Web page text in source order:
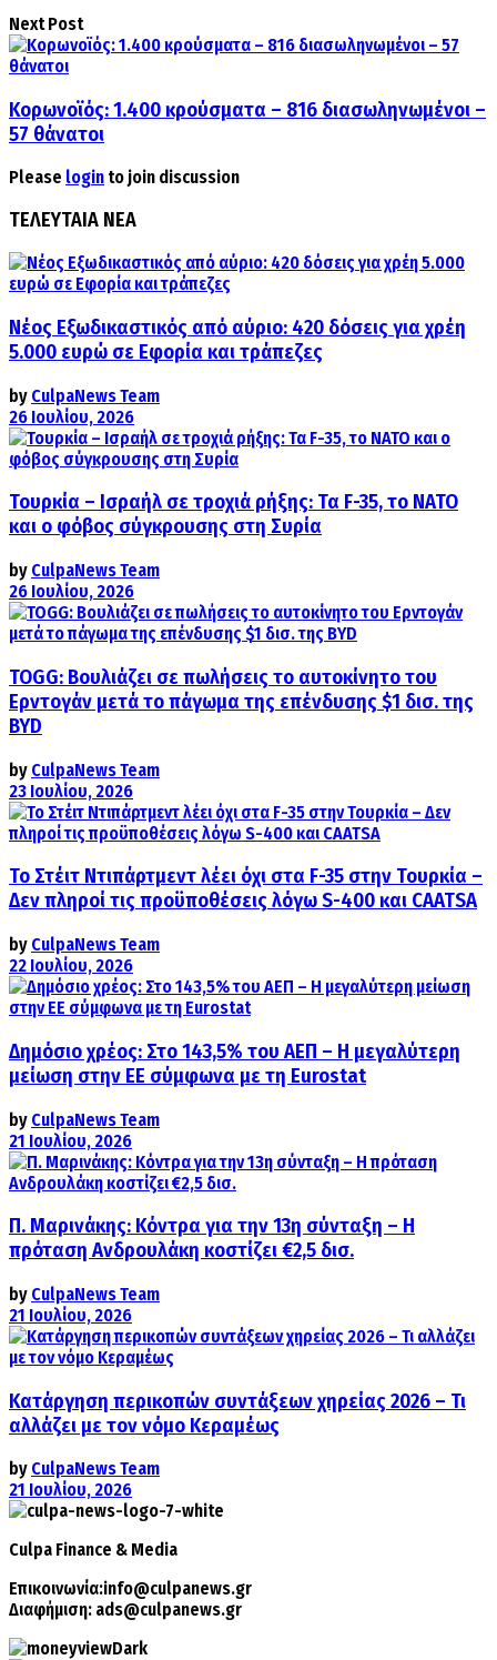
Next Post
Κορωνοϊός: 1.400 κρούσματα – 816 διασωληνωμένοι –
57 θάνατοι
Please login to join discussion
ΤΕΛΕΥΤΑΙΑ ΝΕΑ
Νέος Εξωδικαστικός από αύριο: 420 δόσεις για χρέη
5.000 ευρώ σε Εφορία και τράπεζες
by CulpaNews Team
26 Ιουλίου, 2026
Τουρκία – Ισραήλ σε τροχιά ρήξης: Τα F-35, το ΝΑΤΟ
και ο φόβος σύγκρουσης στη Συρία
by CulpaNews Team
26 Ιουλίου, 2026
TOGG: Βουλιάζει σε πωλήσεις το αυτοκίνητο του
Ερντογάν μετά το πάγωμα της επένδυσης $1 δισ. της
BYD
by CulpaNews Team
23 Ιουλίου, 2026
Το Στέιτ Ντιπάρτμεντ λέει όχι στα F-35 στην Τουρκία –
Δεν πληροί τις προϋποθέσεις λόγω S-400 και CAATSA
by CulpaNews Team
22 Ιουλίου, 2026
Δημόσιο χρέος: Στο 143,5% του ΑΕΠ – Η μεγαλύτερη
μείωση στην ΕΕ σύμφωνα με τη Eurostat
by CulpaNews Team
21 Ιουλίου, 2026
Π. Μαρινάκης: Κόντρα για την 13η σύνταξη – Η
πρόταση Ανδρουλάκη κοστίζει €2,5 δισ.
by CulpaNews Team
21 Ιουλίου, 2026
Κατάργηση περικοπών συντάξεων χηρείας 2026 – Τι
αλλάζει με τον νόμο Κεραμέως
by CulpaNews Team
21 Ιουλίου, 2026
Culpa Finance & Media
Επικοινωνία:info@culpanews.gr
Διαφήμιση: ads@culpanews.gr